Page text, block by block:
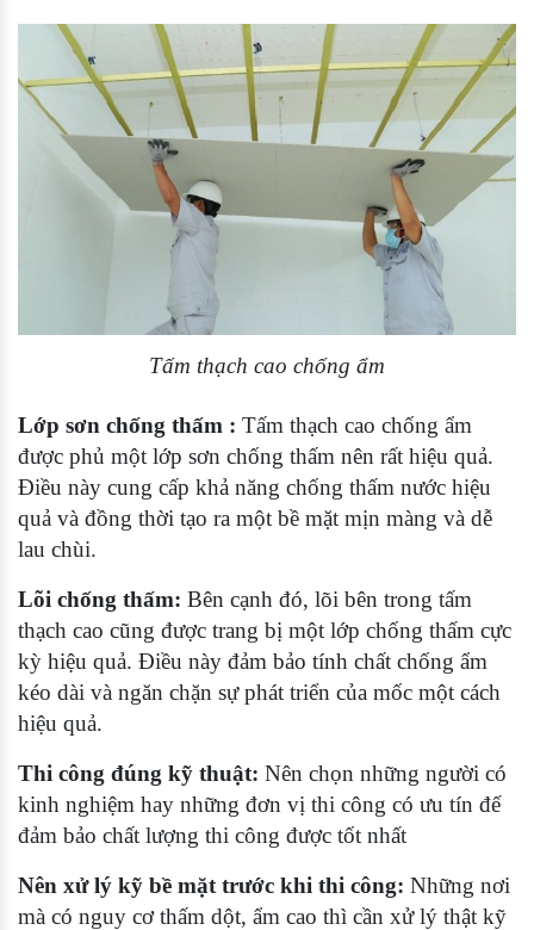
Tấm thạch cao chống ẩm
Lớp sơn chống thấm : Tấm thạch cao chống ẩm
được phủ một lớp sơn chống thấm nên rất hiệu quả.
Điều này cung cấp khả năng chống thấm nước hiệu
quả và đồng thời tạo ra một bề mặt mịn màng và dễ
lau chùi.
Lõi chống thấm: Bên cạnh đó, lõi bên trong tấm
thạch cao cũng được trang bị một lớp chống thấm cực
kỳ hiệu quả. Điều này đảm bảo tính chất chống ẩm
kéo dài và ngăn chặn sự phát triển của mốc một cách
hiệu quả.
Thi công đúng kỹ thuật: Nên chọn những người có
kinh nghiệm hay những đơn vị thi công có ưu tín đế
đảm bảo chất lượng thi công được tốt nhất
Nên xử lý kỹ bề mặt trước khi thi công: Những nơi
mà có nguy cơ thấm dột, ẩm cao thì cần xử lý thật kỹ